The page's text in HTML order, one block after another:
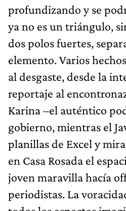
profundizando y se
ya no es un triángulo,
dos polos fuertes,
elemento. Varios
al desgaste, desde la
reportaje al
Karina –el auténtico
gobierno, mientras el
planillas de Excel y
en Casa Rosada el
joven maravilla hacía
periodistas. La